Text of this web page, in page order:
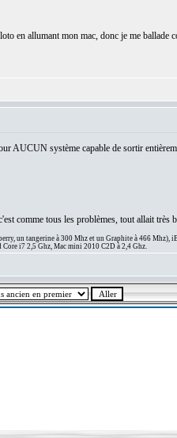
en allumant mon mac, donc je me ballade
AUCUN système capable de sortir
comme tous les problèmes, tout allait très
un tangerine à 300 Mhz et un Graphite à 466
i7 2,5 Ghz, Mac mini 2010 C2D à 2,4 Ghz.